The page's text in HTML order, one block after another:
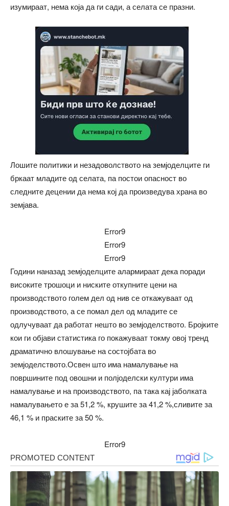
изумираат, нема која да ги сади, а селата се празни.
Лошите политики и незадоволството на земјоделците ги
бркаат младите од селата, па постои опасност во
следните децении да нема кој да произведува храна во
земјава.
Error9
Error9
Error9
Години наназад земјоделците алармираат дека поради
високите трошоци и ниските откупните цени на
производството голем дел од нив се откажуваат од
производството, а се помал дел од младите се
одлучуваат да работат нешто во земјоделството. Бројките
кои ги објави статистика го покажуваат токму овој тренд
драматично влошување на состојбата во
земјоделството.Освен што има намалување на
површините под овошни и полјоделски култури има
намалување и на производството, па така кај јаболката
намалувањето е за 51,2 %, крушите за 41,2 %,сливите за
46,1 % и праските за 50 %.
Error9